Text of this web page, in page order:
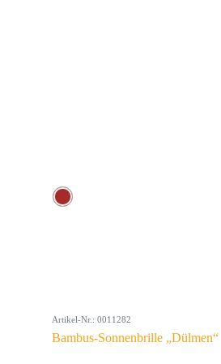
Artikel-Nr.: 0011282
Bambus-Sonnenbrille „Dülmen“